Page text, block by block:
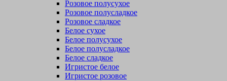
Розовое полусухое
Розовое полусладкое
Розовое сладкое
Белое сухое
Белое полусухое
Белое полусладкое
Белое сладкое
Игристое белое
Игристое розовое